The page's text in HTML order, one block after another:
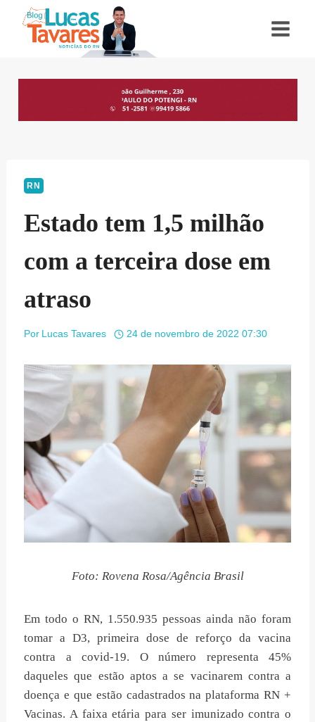
RN
Estado tem 1,5 milhão
com a terceira dose em
atraso
Por Lucas Tavares 24 de novembro de 2022 07:30
Foto: Rovena Rosa/Agência Brasil
Em todo o RN, 1.550.935 pessoas ainda não foram
tomar a D3, primeira dose de reforço da vacina
contra a covid-19. O número representa 45%
daqueles que estão aptos a se vacinarem contra a
doença e que estão cadastrados na plataforma RN +
Vacinas. A faixa etária para ser imunizado contra o